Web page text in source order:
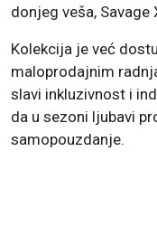
donjeg veša, Savage
Kolekcija je već
maloprodajnim
slavi inkluzivnost i
da u sezoni ljubavi
samopouzdanje.